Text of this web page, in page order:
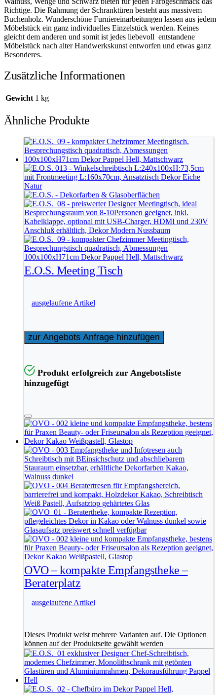
Richtige. Die Rahmung der Schranktüren besteht aus massivem
Buchenholz. Wunderschöne Furniereinarbeitungen lassen aus jedem
Möbelstück ein ganz individuelles Einzelstück werden. Keines
gleicht dem anderen und somit ist jedes liebevoll entstandene
Möbelstück nach alter Handwerkskunst entworfen und etwas ganz
Besonderes.
Zusätzliche Informationen
Gewicht 1 kg
Ähnliche Produkte
E.O.S. Meeting Tisch
ausgelaufene Artikel
zur Angebots Anfrage hinzufügen
Produkt erfolgreich zur Angebotsliste
hinzugefügt
OVO – kompakte Empfangstheke –
Beraterplatz
ausgelaufene Artikel
Dieses Produkt weist mehrere Varianten auf. Die Optionen
können auf der Produktseite gewählt werden